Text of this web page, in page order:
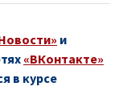
и
«ВКонтакте»
в курсе